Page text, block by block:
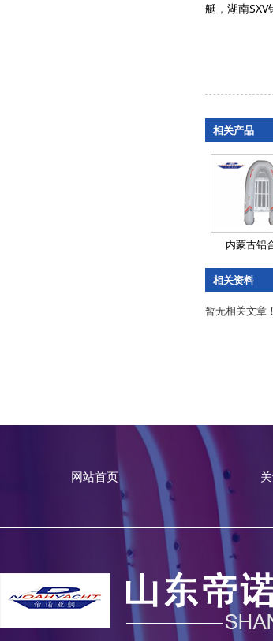
艇 ， 湖南SXV
相关产品
内蒙古铝
相关资料
暂无相关文章！
网站首页